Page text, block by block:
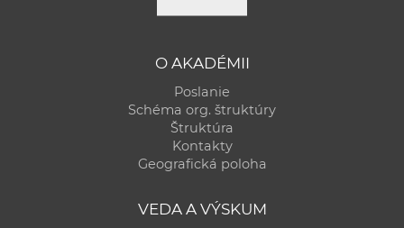
O AKADÉMII
Poslanie
Schéma org. štruktúry
Štruktúra
Kontakty
Geografická poloha
VEDA A VÝSKUM